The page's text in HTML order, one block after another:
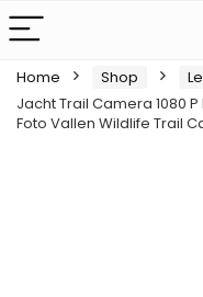
Home Shop
Jacht Trail Camera 1080
Foto Vallen Wildlife Trail